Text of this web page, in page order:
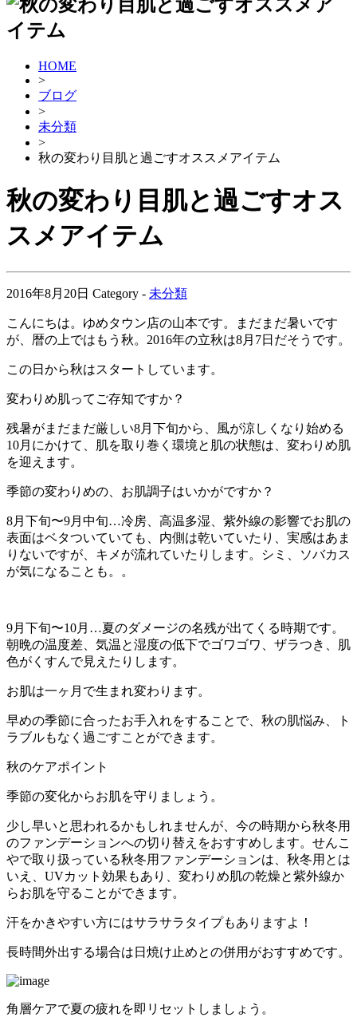
HOME
>
ブログ
>
未分類
>
秋の変わり目肌と過ごすオススメアイテム
秋の変わり目肌と過ごすオス
スメアイテム
2016年8月20日 Category - 未分類
こんにちは。ゆめタウン店の山本です。まだまだ暑いです
が、暦の上ではもう秋。2016年の立秋は8月7日だそうです。
この日から秋はスタートしています。
変わりめ肌ってご存知ですか？
残暑がまだまだ厳しい8月下旬から、風が涼しくなり始める
10月にかけて、肌を取り巻く環境と肌の状態は、変わりめ肌
を迎えます。
季節の変わりめの、お肌調子はいかがですか？
8月下旬〜9月中旬…冷房、高温多湿、紫外線の影響でお肌の
表面はベタついていても、内側は乾いていたり、実感はあま
りないですが、キメが流れていたりします。シミ、ソバカス
が気になることも。。
9月下旬〜10月…夏のダメージの名残が出てくる時期です。
朝晩の温度差、気温と湿度の低下でゴワゴワ、ザラつき、肌
色がくすんで見えたりします。
お肌は一ヶ月で生まれ変わります。
早めの季節に合ったお手入れをすることで、秋の肌悩み、ト
ラブルもなく過ごすことができます。
秋のケアポイント
季節の変化からお肌を守りましょう。
少し早いと思われるかもしれませんが、今の時期から秋冬用
のファンデーションへの切り替えをおすすめします。せんこ
やで取り扱っている秋冬用ファンデーションは、秋冬用とは
いえ、UVカット効果もあり、変わりめ肌の乾燥と紫外線か
らお肌を守ることができます。
汗をかきやすい方にはサラサラタイプもありますよ！
長時間外出する場合は日焼け止めとの併用がおすすめです。
角層ケアで夏の疲れを即リセットしましょう。